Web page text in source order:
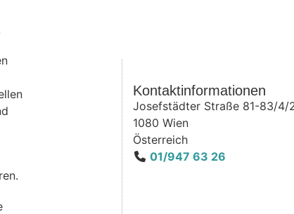
Kontaktinformationen
Josefstädter Straße 81-83/4/
1080 Wien
Österreich
01/947 63 26